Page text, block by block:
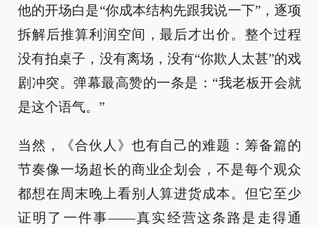
他的开场白是“你成本结构先跟我说一下”，逐项
拆解后推算利润空间，最后才出价。整个过程
没有拍桌子，没有离场，没有“你欺人太甚”的戏
剧冲突。弹幕最高赞的一条是：“我老板开会就
是这个语气。”
当然，《合伙人》也有自己的难题：筹备篇的
节奏像一场超长的商业企划会，不是每个观众
都想在周末晚上看别人算进货成本。但它至少
证明了一件事——真实经营这条路是走得通